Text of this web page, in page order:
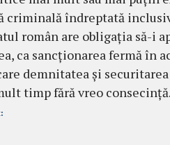
criminală îndreptată
român are obligația să-i
ca sancționarea fermă în
demnitatea și
timp fără vreo consecință.